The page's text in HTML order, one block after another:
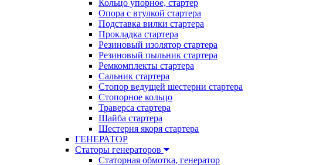
Кольцо упорное, стартер
Опора с втулкой стартера
Подставка вилки стартера
Прокладка стартера
Резиновый изолятор стартера
Резиновый пыльник стартера
Ремкомплекты стартера
Сальник стартера
Стопор ведущей шестерни стартера
Стопорное кольцо
Траверса стартера
Шайба стартера
Шестерня якоря стартера
ГЕНЕРАТОР
Статоры генераторов
Статорная обмотка, генератор